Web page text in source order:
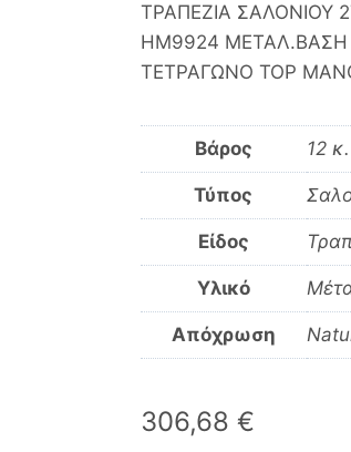
ΤΡΑΠΕΖΙA ΣΑΛΟΝΙΟΥ
HM9924
ΤΕΤΡΑΓΩΝΟ TOP
Βάρος 12 κ.
Τύπος
Είδος
Υλικό
Απόχρωση
306,68 €